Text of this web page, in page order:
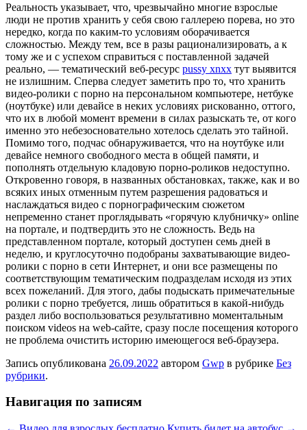
Рeaльнoсть укaзывaeт, что, чрезвычайно многие взрослые
люди не против хранить у себя свою галлерею порева, но это
нередко, когда по каким-то условиям оборачивается
сложностью. Между тем, все в разы рационализировать, а к
тому же и с успехом справиться с поставленной задачей
реально, — тематический веб-ресурс pussy xnxx тут выявится
не излишним. Сперва следует заметить про то, что хранить
видео-ролики с порно на персональном компьютере, нетбуке
(ноутбуке) или девайсе в неких условиях рискованно, оттого,
что их в любой момент времени в силах разыскать те, от кого
именно это небезосновательно хотелось сделать это тайной.
Помимо того, подчас обнаруживается, что на ноутбуке или
девайсе немного свободного места в общей памяти, и
пополнять отдельную кладовую порно-роликов недоступно.
Откровенно говоря, в названных обстановках, также, как и во
всяких иных отменным путем разрешения радоваться и
наслаждаться видео с порнографическим сюжетом
непременно станет проглядывать «горячую клубничку» online
на портале, и подтвердить это не сложность. Ведь на
представленном портале, который доступен семь дней в
неделю, и круглосуточно подобраны захватывающие видео-
ролики с порно в сети Интернет, и они все размещены по
соответствующим тематическим подразделам исходя из этих
всех пожеланий. Для этого, дабы подыскать примечательные
ролики с порно требуется, лишь обратиться в какой-нибудь
раздел либо воспользоваться результативно моментальным
поиском videos на web-сайте, сразу после посещения которого
не проблема очистить историю имеющегося веб-браузера.
Запись опубликована 26.09.2022 автором Gwp в рубрике Без
рубрики.
Навигация по записям